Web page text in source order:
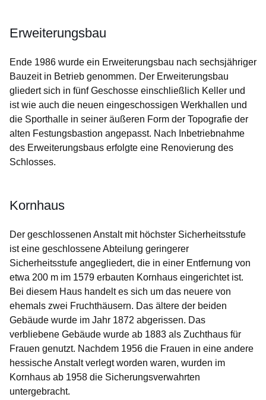
Erweiterungsbau
Ende 1986 wurde ein Erweiterungsbau nach sechsjähriger
Bauzeit in Betrieb genommen. Der Erweiterungsbau
gliedert sich in fünf Geschosse einschließlich Keller und
ist wie auch die neuen eingeschossigen Werkhallen und
die Sporthalle in seiner äußeren Form der Topografie der
alten Festungsbastion angepasst. Nach Inbetriebnahme
des Erweiterungsbaus erfolgte eine Renovierung des
Schlosses.
Kornhaus
Der geschlossenen Anstalt mit höchster Sicherheitsstufe
ist eine geschlossene Abteilung geringerer
Sicherheitsstufe angegliedert, die in einer Entfernung von
etwa 200 m im 1579 erbauten Kornhaus eingerichtet ist.
Bei diesem Haus handelt es sich um das neuere von
ehemals zwei Fruchthäusern. Das ältere der beiden
Gebäude wurde im Jahr 1872 abgerissen. Das
verbliebene Gebäude wurde ab 1883 als Zuchthaus für
Frauen genutzt. Nachdem 1956 die Frauen in eine andere
hessische Anstalt verlegt worden waren, wurden im
Kornhaus ab 1958 die Sicherungsverwahrten
untergebracht.